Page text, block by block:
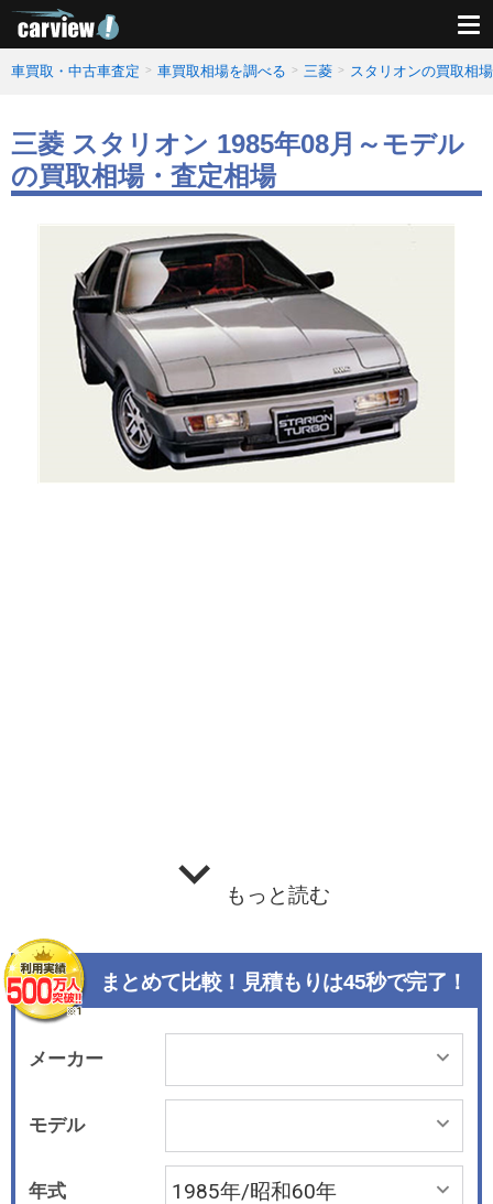
車買取・中古車査定 車買取相場を調べる 三菱 スタリオンの買取相
三菱 スタリオン 1985年08月～モデル
の買取相場・査定相場
もっと読む
まとめて比較！見積もりは45秒で完了！
メーカー
モデル
年式